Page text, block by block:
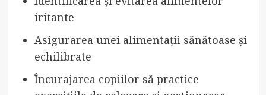
iritante
Asigurarea unei alimentații sănătoase și
echilibrate
Încurajarea copiilor să practice